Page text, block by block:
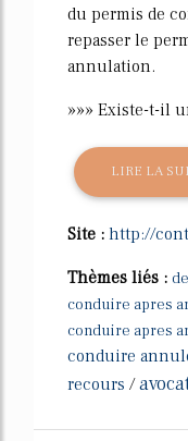
du permis de
repasser le
annulation.
»»» Existe-t-il
LIRE LA
Site : http://
Thèmes liés :
conduire apres
conduire apres
conduire
recours /